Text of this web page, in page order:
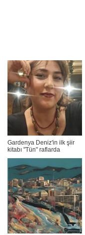
Gardenya Deniz'in ilk şiir
kitabı "Tün" raflarda